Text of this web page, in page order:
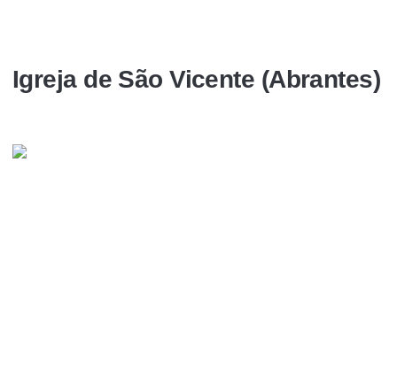
Igreja de São Vicente (Abrantes)